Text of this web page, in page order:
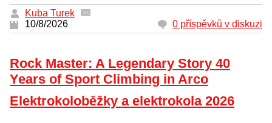
Kuba Turek
10/8/2026
0 příspěvků v diskuzi
Rock Master: A Legendary Story 40
Years of Sport Climbing in Arco
Elektrokoloběžky a elektrokola 2026